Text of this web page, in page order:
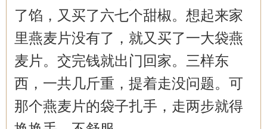
了馅，又买了六七个甜椒。想起来家
里燕麦片没有了，就又买了一大袋燕
麦片。交完钱就出门回家。三样东
西，一共几斤重，提着走没问题。可
那个燕麦片的袋子扎手，走两步就得